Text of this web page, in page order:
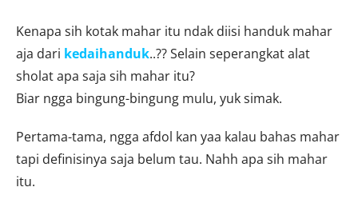
Kenapa sih kotak mahar itu ndak diisi handuk mahar
aja dari kedaihanduk..?? Selain seperangkat alat
sholat apa saja sih mahar itu?
Biar ngga bingung-bingung mulu, yuk simak.
Pertama-tama, ngga afdol kan yaa kalau bahas mahar
tapi definisinya saja belum tau. Nahh apa sih mahar
itu.